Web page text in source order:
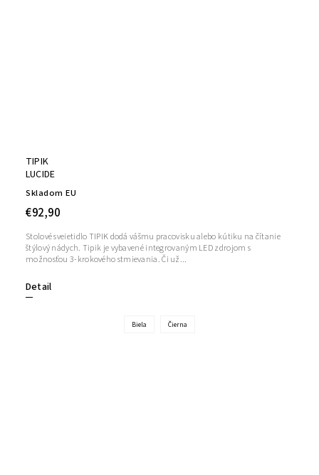
TIPIK
LUCIDE
Skladom EU
€92,90
Detail
Stolové sveietidlo TIPIK dodá vášmu pracovisku alebo kútiku na čítanie
štýlový nádych. Tipik je vybavené integrovaným LED zdrojom s
možnosťou 3-krokového stmievania. Či už...
Biela Čierna